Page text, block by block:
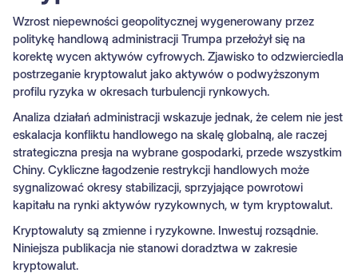
Wzrost niepewności geopolitycznej wygenerowany przez
politykę handlową administracji Trumpa przełożył się na
korektę wycen aktywów cyfrowych. Zjawisko to odzwierciedla
postrzeganie kryptowalut jako aktywów o podwyższonym
profilu ryzyka w okresach turbulencji rynkowych.
Analiza działań administracji wskazuje jednak, że celem nie jest
eskalacja konfliktu handlowego na skalę globalną, ale raczej
strategiczna presja na wybrane gospodarki, przede wszystkim
Chiny. Cykliczne łagodzenie restrykcji handlowych może
sygnalizować okresy stabilizacji, sprzyjające powrotowi
kapitału na rynki aktywów ryzykownych, w tym kryptowalut.
Kryptowaluty są zmienne i ryzykowne. Inwestuj rozsądnie.
Niniejsza publikacja nie stanowi doradztwa w zakresie
kryptowalut.